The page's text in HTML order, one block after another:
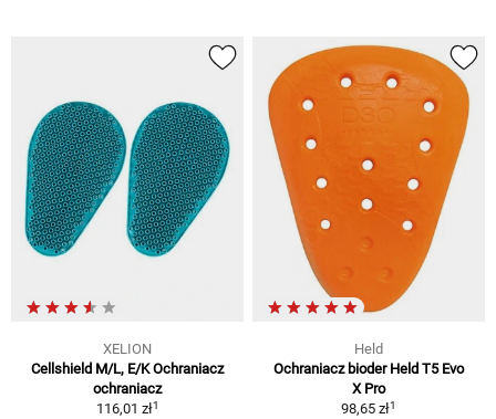
XELION
Cellshield M/L, E/K Ochraniacz
ochraniacz
116,01 zł1
Held
Ochraniacz bioder Held T5 Evo
X Pro
98,65 zł1